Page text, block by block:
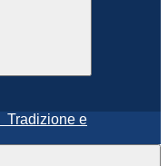
Tradizione e